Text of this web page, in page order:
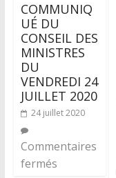
COMMUNIQ
UÉ DU
CONSEIL DES
MINISTRES
DU
VENDREDI 24
JUILLET 2020
24 juillet 2020
Commentaires
fermés